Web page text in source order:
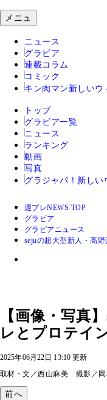
メニュ
ニュース
グラビア
連載コラム
コミック
キン肉マン 新しいウ
トップ
グラビア一覧
ニュース
ランキング
動画
写真
グラジャパ！ 新しい
週プレNEWS TOP
グラビア
グラビアニュース
sejuの超大型新人・髙
【画像・写真
レとプロテイ
2025年06月22日 13:10 更新
取材・文／西山麻美 撮影／岡
前へ